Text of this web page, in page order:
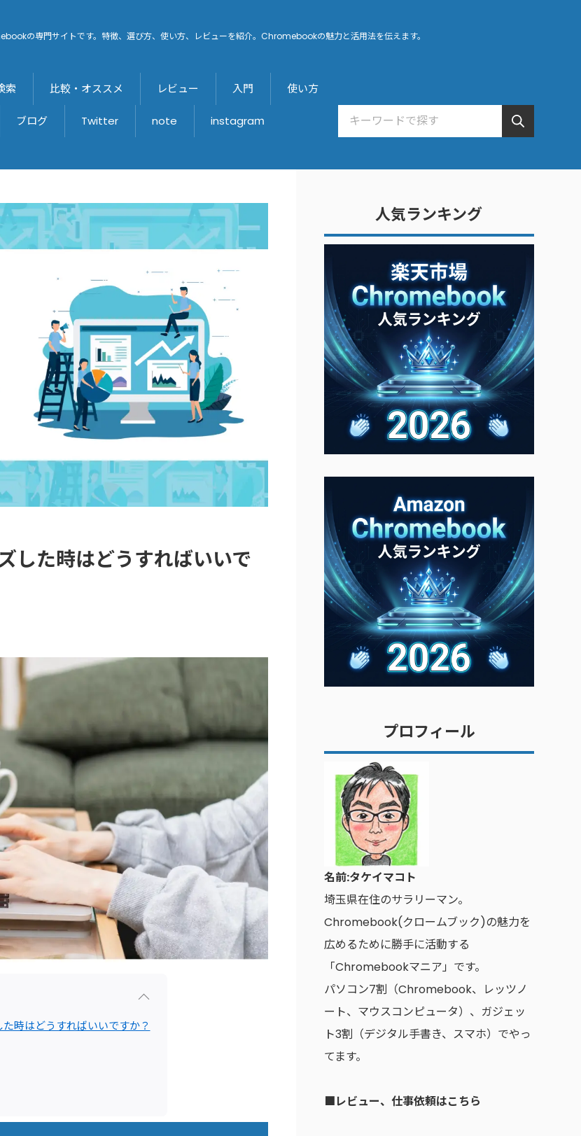
の専門サイトです。特徴、選び方、使い方、レビューを紹介。Chromebookの魅力と活用法を伝えます。
索 比較・オススメ レビュー 入門 使い方
ブログ Twitter note instagraｍ
た時はどうすればいいで
時はどうすればいいですか？
人気ランキング
プロフィール
名前:タケイマコト
埼玉県在住のサラリーマン。
Chromebook(クロームブック)の魅力を
広めるために勝手に活動する
「Chromebookマニア」です。
パソコン7割（Chromebook、レッツノ
ート、マウスコンピュータ）、ガジェッ
ト3割（デジタル手書き、スマホ）でやっ
てます。
■レビュー、仕事依頼はこちら